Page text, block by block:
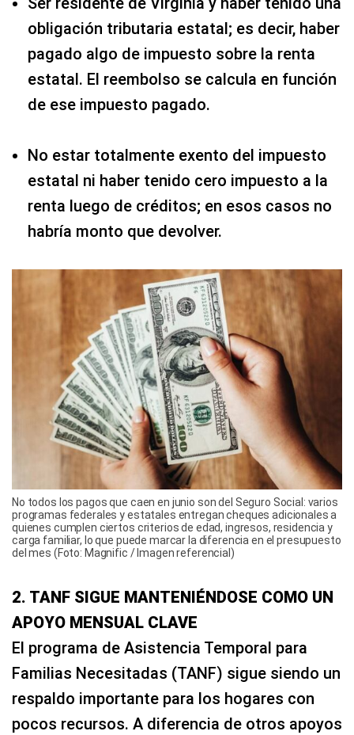
obligación tributaria estatal; es decir, haber
pagado algo de impuesto sobre la renta
estatal. El reembolso se calcula en función
de ese impuesto pagado.
No estar totalmente exento del impuesto
estatal ni haber tenido cero impuesto a la
renta luego de créditos; en esos casos no
habría monto que devolver.
No todos los pagos que caen en junio son del Seguro Social: varios
programas federales y estatales entregan cheques adicionales a
quienes cumplen ciertos criterios de edad, ingresos, residencia y
carga familiar, lo que puede marcar la diferencia en el presupuesto
del mes (Foto: Magnific / Imagen referencial)
2. TANF SIGUE MANTENIÉNDOSE COMO UN
APOYO MENSUAL CLAVE
El programa de Asistencia Temporal para
Familias Necesitadas (TANF) sigue siendo un
respaldo importante para los hogares con
pocos recursos. A diferencia de otros apoyos